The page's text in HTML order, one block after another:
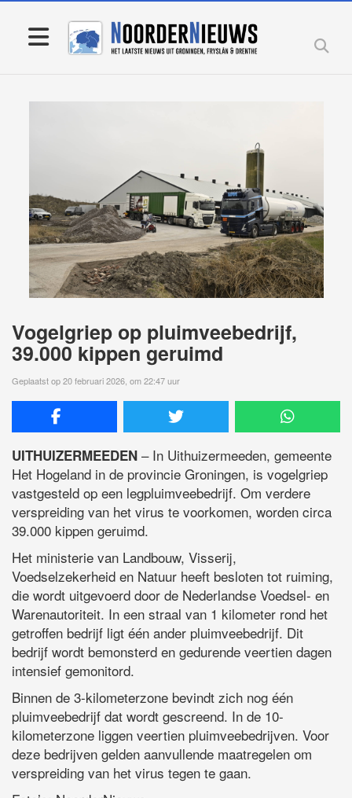
Vogelgriep op pluimveebedrijf,
39.000 kippen geruimd
Geplaatst op 20 februari 2026, om 22:47 uur
UITHUIZERMEEDEN – In Uithuizermeeden, gemeente
Het Hogeland in de provincie Groningen, is vogelgriep
vastgesteld op een legpluimveebedrijf. Om verdere
verspreiding van het virus te voorkomen, worden circa
39.000 kippen geruimd.
Het ministerie van Landbouw, Visserij,
Voedselzekerheid en Natuur heeft besloten tot ruiming,
die wordt uitgevoerd door de Nederlandse Voedsel- en
Warenautoriteit. In een straal van 1 kilometer rond het
getroffen bedrijf ligt één ander pluimveebedrijf. Dit
bedrijf wordt bemonsterd en gedurende veertien dagen
intensief gemonitord.
Binnen de 3-kilometerzone bevindt zich nog één
pluimveebedrijf dat wordt gescreend. In de 10-
kilometerzone liggen veertien pluimveebedrijven. Voor
deze bedrijven gelden aanvullende maatregelen om
verspreiding van het virus tegen te gaan.